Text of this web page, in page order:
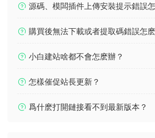
源碼、模闆插件上傳安裝提示錯誤
購買後無法下載或者提取碼錯誤怎
小白建站啥都不會怎麽辦？
怎樣催促站長更新？
爲什麽打開鏈接看不到最新版本？